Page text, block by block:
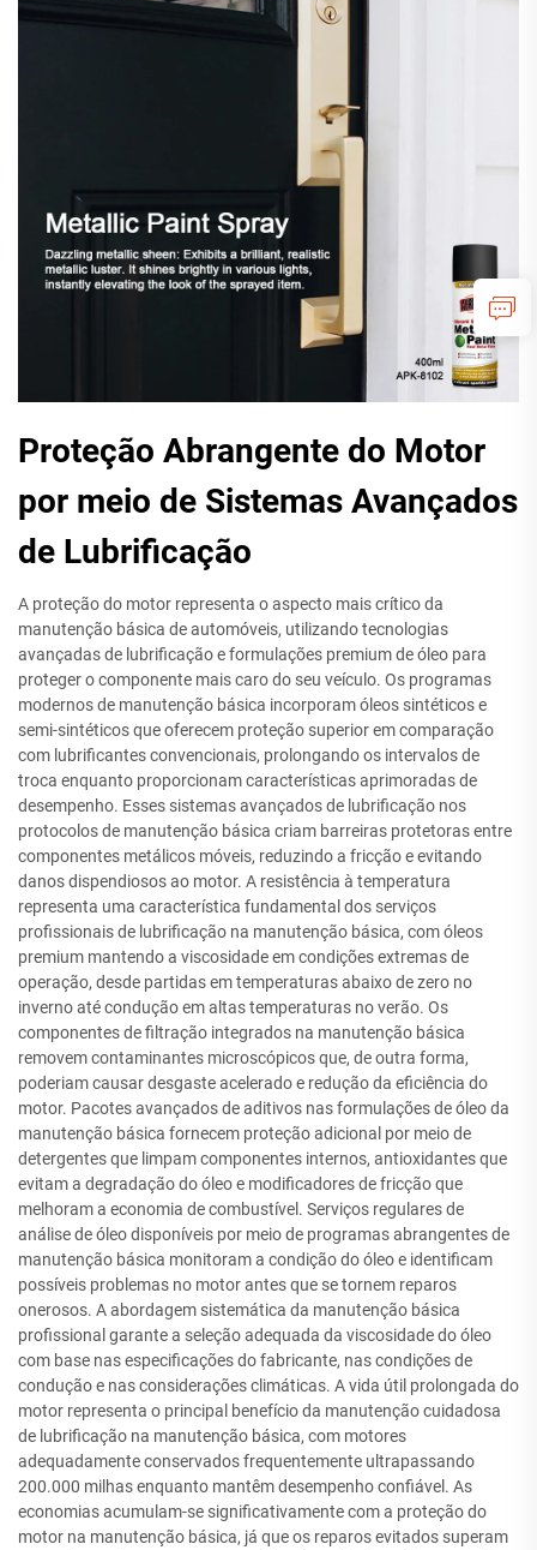
Proteção Abrangente do Motor
por meio de Sistemas Avançados
de Lubrificação
A proteção do motor representa o aspecto mais crítico da
manutenção básica de automóveis, utilizando tecnologias
avançadas de lubrificação e formulações premium de óleo para
proteger o componente mais caro do seu veículo. Os programas
modernos de manutenção básica incorporam óleos sintéticos e
semi-sintéticos que oferecem proteção superior em comparação
com lubrificantes convencionais, prolongando os intervalos de
troca enquanto proporcionam características aprimoradas de
desempenho. Esses sistemas avançados de lubrificação nos
protocolos de manutenção básica criam barreiras protetoras entre
componentes metálicos móveis, reduzindo a fricção e evitando
danos dispendiosos ao motor. A resistência à temperatura
representa uma característica fundamental dos serviços
profissionais de lubrificação na manutenção básica, com óleos
premium mantendo a viscosidade em condições extremas de
operação, desde partidas em temperaturas abaixo de zero no
inverno até condução em altas temperaturas no verão. Os
componentes de filtração integrados na manutenção básica
removem contaminantes microscópicos que, de outra forma,
poderiam causar desgaste acelerado e redução da eficiência do
motor. Pacotes avançados de aditivos nas formulações de óleo da
manutenção básica fornecem proteção adicional por meio de
detergentes que limpam componentes internos, antioxidantes que
evitam a degradação do óleo e modificadores de fricção que
melhoram a economia de combustível. Serviços regulares de
análise de óleo disponíveis por meio de programas abrangentes de
manutenção básica monitoram a condição do óleo e identificam
possíveis problemas no motor antes que se tornem reparos
onerosos. A abordagem sistemática da manutenção básica
profissional garante a seleção adequada da viscosidade do óleo
com base nas especificações do fabricante, nas condições de
condução e nas considerações climáticas. A vida útil prolongada do
motor representa o principal benefício da manutenção cuidadosa
de lubrificação na manutenção básica, com motores
adequadamente conservados frequentemente ultrapassando
200.000 milhas enquanto mantêm desempenho confiável. As
economias acumulam-se significativamente com a proteção do
motor na manutenção básica, já que os reparos evitados superam